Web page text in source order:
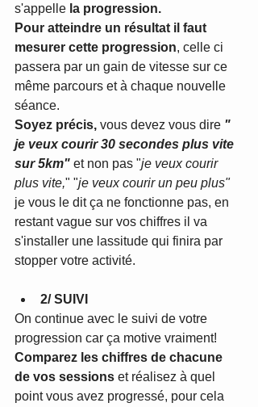
s'appelle la progression.
Pour atteindre un résultat il faut
mesurer cette progression, celle ci
passera par un gain de vitesse sur ce
même parcours et à chaque nouvelle
séance.
Soyez précis, vous devez vous dire "
je veux courir 30 secondes plus vite
sur 5km" et non pas "je veux courir
plus vite," "je veux courir un peu plus"
je vous le dit ça ne fonctionne pas, en
restant vague sur vos chiffres il va
s'installer une lassitude qui finira par
stopper votre activité.
2/ SUIVI
On continue avec le suivi de votre
progression car ça motive vraiment!
Comparez les chiffres de chacune
de vos sessions et réalisez à quel
point vous avez progressé, pour cela